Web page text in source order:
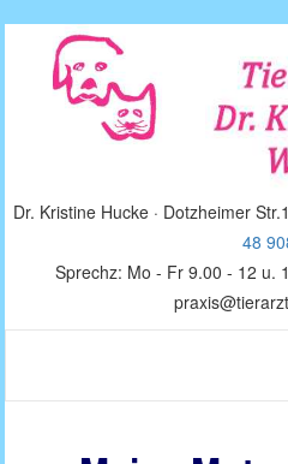
Dr. Kristine Hucke · Dotzheimer
48
Sprechz: Mo - Fr 9.00 - 12 u.